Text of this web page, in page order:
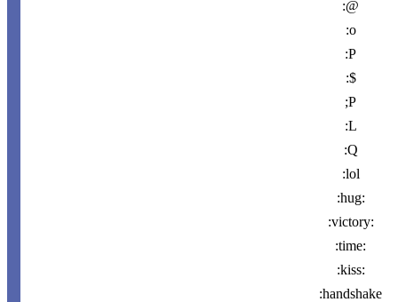
:@
:o
:P
:$
;P
:L
:Q
:lol
:hug:
:victory:
:time:
:kiss:
:handshake